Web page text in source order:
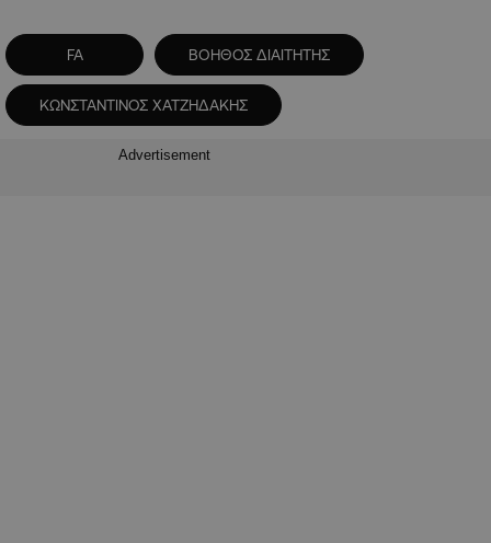
FA ΒΟΗΘΟΣ ΔΙΑΙΤΗΤΗΣ
ΚΩΝΣΤΑΝΤΙΝΟΣ ΧΑΤΖΗΔΑΚΗΣ
Advertisement